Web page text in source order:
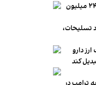
میانگین قیمت مسکن در تهران به متری ۲۴۰ میلیون
تسلیحات،
دارو